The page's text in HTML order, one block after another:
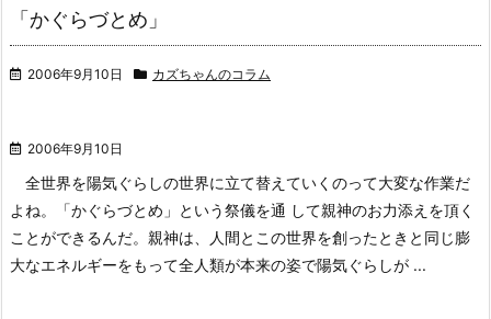
「かぐらづとめ」
2006年9月10日 カズちゃんのコラム
2006年9月10日
全世界を陽気ぐらしの世界に立て替えていくのって大変な作業だ
よね。「かぐらづとめ」という祭儀を通 して親神のお力添えを頂く
ことができるんだ。親神は、人間とこの世界を創ったときと同じ膨
大なエネルギーをもって全人類が本来の姿で陽気ぐらしが ...